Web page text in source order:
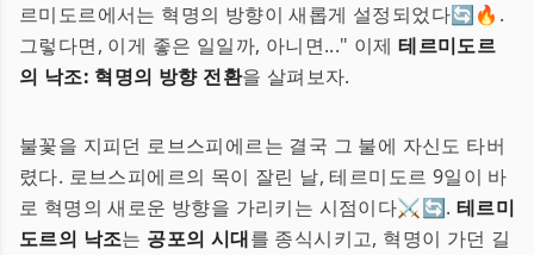
르미도르에서는 혁명의 방향이 새롭게 설정되었다🔄🔥.
그렇다면, 이게 좋은 일일까, 아니면..." 이제테르미도르
의 낙조: 혁명의 방향 전환을 살펴보자.
불꽃을 지피던 로브스피에르는 결국 그 불에 자신도 타버
렸다. 로브스피에르의 목이 잘린 날, 테르미도르 9일이 바
로 혁명의 새로운 방향을 가리키는 시점이다⚔️🔄. 테르미
도르의 낙조는 공포의 시대를 종식시키고, 혁명이 가던 길